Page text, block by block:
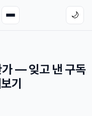
🌙
가 — 잊고 낸 구독
기